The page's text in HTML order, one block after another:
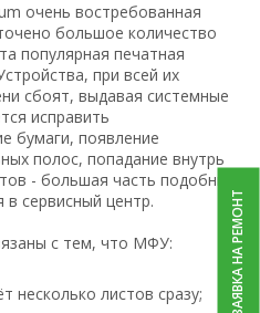
очень востребованная
большое количество
популярная печатная
при всей их
сбоят, выдавая системные
исправить
бумаги, появление
полос, попадание внутрь
- большая часть подобных
сервисный центр.
с тем, что МФУ:
несколько листов сразу;
ЗАЯВКА НА РЕМОНТ